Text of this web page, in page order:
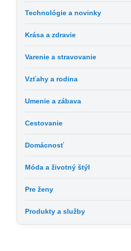
Technológie a novinky
Krása a zdravie
Varenie a stravovanie
Vzťahy a rodina
Umenie a zábava
Cestovanie
Domácnosť
Móda a životný štýl
Pre ženy
Produkty a služby